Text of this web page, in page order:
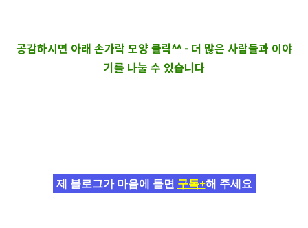
공감하시면 아래 손가락 모양 클릭^^ - 더 많은 사람들과 이야
기를 나눌 수 있습니다
제 블로그가 마음에 들면 구독+해 주세요